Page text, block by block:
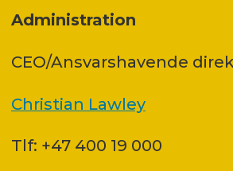
Administration
CEO/Ansvarshavende
Christian Lawley
Tlf: +47 400 19 000